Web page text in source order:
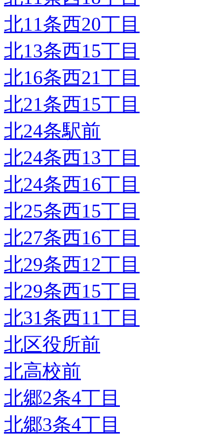
北11条西20丁目
北13条西15丁目
北16条西21丁目
北21条西15丁目
北24条駅前
北24条西13丁目
北24条西16丁目
北25条西15丁目
北27条西16丁目
北29条西12丁目
北29条西15丁目
北31条西11丁目
北区役所前
北高校前
北郷2条4丁目
北郷3条4丁目